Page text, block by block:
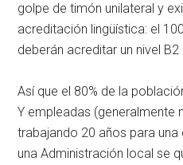
golpe de timón unilateral y
acreditación lingüística: el
deberán acreditar un nivel B2
Así que el 80% de la
Y empleadas (generalmente
trabajando 20 años para
una Administración local se